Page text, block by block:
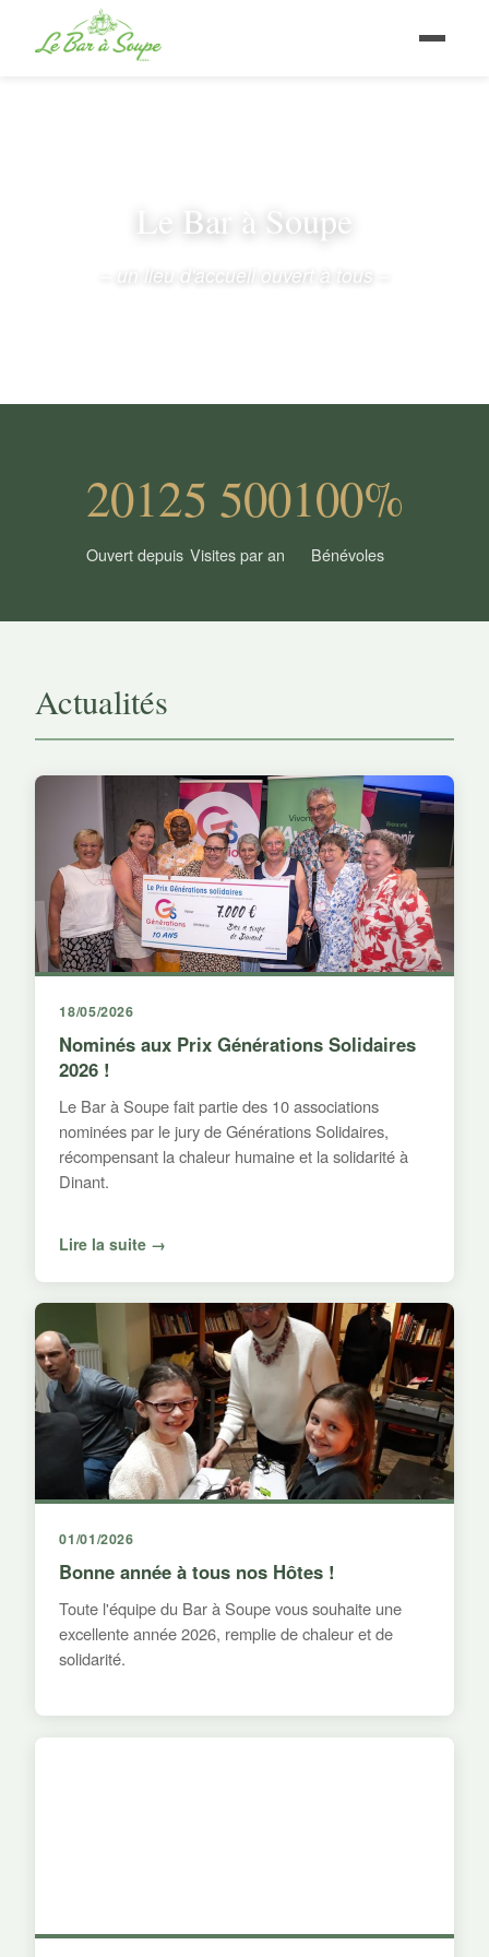
Le Bar à Soupe
– un lieu d'accueil ouvert à tous –
2012
Ouvert depuis
5 500
Visites par an
100%
Bénévoles
Actualités
18/05/2026
Nominés aux Prix Générations Solidaires
2026 !
Le Bar à Soupe fait partie des 10 associations
nominées par le jury de Générations Solidaires,
récompensant la chaleur humaine et la solidarité à
Dinant.
Lire la suite →
01/01/2026
Bonne année à tous nos Hôtes !
Toute l'équipe du Bar à Soupe vous souhaite une
excellente année 2026, remplie de chaleur et de
solidarité.